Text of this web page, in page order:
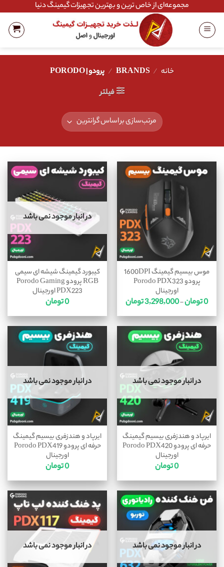
content
مجموعه‌ای از خاص ترین و بهترین تجهیزات گیمینگ دنیا
خانه /
BRANDS
/ پرودو | PORODO
فیلتر
موس بیسیم گیمینگ 1600DPI
پرودو Porodo PDX323
اورجینال
0تومان–
3,298,000تومان
در انبار موجود نمی باشد
کیبورد گیمینگ شیشه ای سیمی
RGB پرودو Porodo Gaming
PDX223 اورجینال
0تومان
در انبار موجود نمی باشد
ایرپاد و هندزفری بیسیم گیمینگ
حرفه ای پرودو Porodo PDX420
اورجینال
0تومان
در انبار موجود نمی باشد
ایرپاد و هندزفری بیسیم گیمینگ
حرفه ای پرودو Porodo PDX419
اورجینال
0تومان
در انبار موجود نمی باشد در انبار موجود نمی باشد